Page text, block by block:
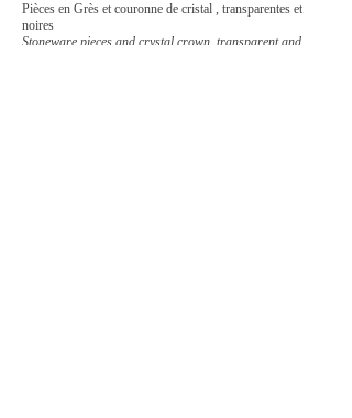
Pièces en Grès et couronne de cristal , transparentes et
noires
Stoneware pieces and crystal crown, transparent and